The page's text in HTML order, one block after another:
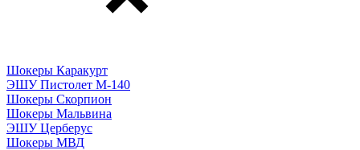
Шокеры Каракурт
ЭШУ Пистолет М-140
Шокеры Скорпион
Шокеры Мальвина
ЭШУ Церберус
Шокеры МВД